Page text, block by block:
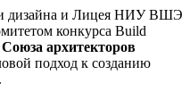
дизайна и Лицея НИУ ВШЭ
конкурса Build
архитекторов
подход к созданию